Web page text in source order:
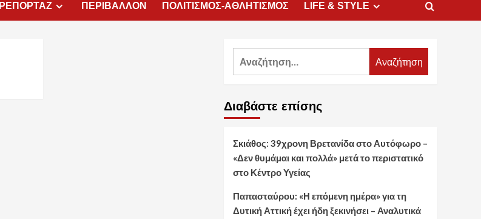
ΡΕΠΟΡΤΑΖ ΠΕΡΙΒΑΛΛΟΝ ΠΟΛΙΤΙΣΜΟΣ-ΑΘΛΗΤΙΣΜΟΣ LIFE & STYLE
Αναζήτηση
Διαβάστε επίσης
Σκιάθος: 39χρονη Βρετανίδα στο Αυτόφωρο –
«Δεν θυμάμαι και πολλά» μετά το περιστατικό
στο Κέντρο Υγείας
Παπασταύρου: «Η επόμενη ημέρα» για τη
Δυτική Αττική έχει ήδη ξεκινήσει – Αναλυτικά